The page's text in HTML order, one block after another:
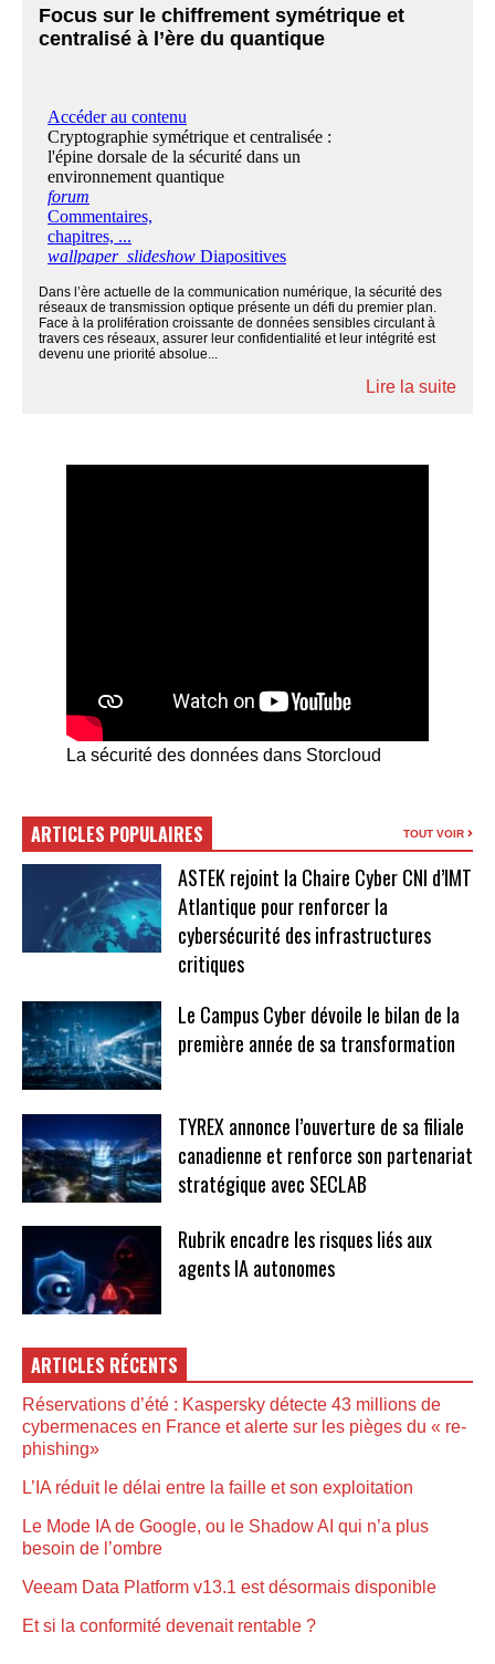
Focus sur le chiffrement symétrique et
centralisé à l’ère du quantique
Dans l’ère actuelle de la communication numérique, la sécurité des
réseaux de transmission optique présente un défi du premier plan.
Face à la prolifération croissante de données sensibles circulant à
travers ces réseaux, assurer leur confidentialité et leur intégrité est
devenu une priorité absolue...
Lire la suite
La sécurité des données dans Storcloud
ARTICLES POPULAIRES TOUT VOIR
ASTEK rejoint la Chaire Cyber CNI d’IMT
Atlantique pour renforcer la
cybersécurité des infrastructures
critiques
Le Campus Cyber dévoile le bilan de la
première année de sa transformation
TYREX annonce l’ouverture de sa filiale
canadienne et renforce son partenariat
stratégique avec SECLAB
Rubrik encadre les risques liés aux
agents IA autonomes
ARTICLES RÉCENTS
Réservations d’été : Kaspersky détecte 43 millions de
cybermenaces en France et alerte sur les pièges du « re-
phishing»
L’IA réduit le délai entre la faille et son exploitation
Le Mode IA de Google, ou le Shadow AI qui n’a plus
besoin de l’ombre
Veeam Data Platform v13.1 est désormais disponible
Et si la conformité devenait rentable ?